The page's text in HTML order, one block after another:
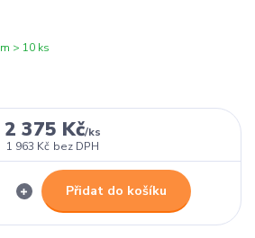
> 10 ks
2 375 Kč/ks
1 963 Kč bez DPH
Přidat do košíku